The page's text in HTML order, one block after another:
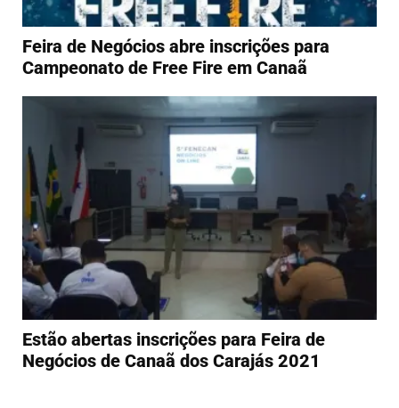
Feira de Negócios abre inscrições para
Campeonato de Free Fire em Canaã
Estão abertas inscrições para Feira de
Negócios de Canaã dos Carajás 2021